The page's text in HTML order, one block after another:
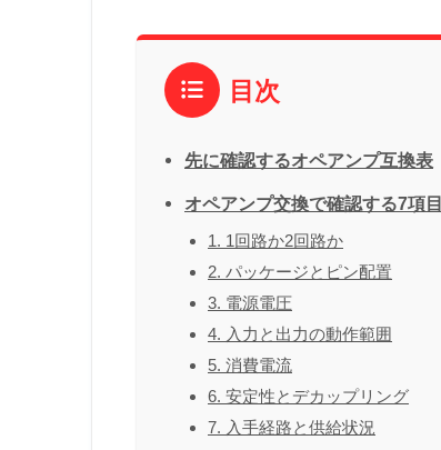
目次
先に確認するオペアンプ互換表
オペアンプ交換で確認する7項目
1. 1回路か2回路か
2. パッケージとピン配置
3. 電源電圧
4. 入力と出力の動作範囲
5. 消費電流
6. 安定性とデカップリング
7. 入手経路と供給状況